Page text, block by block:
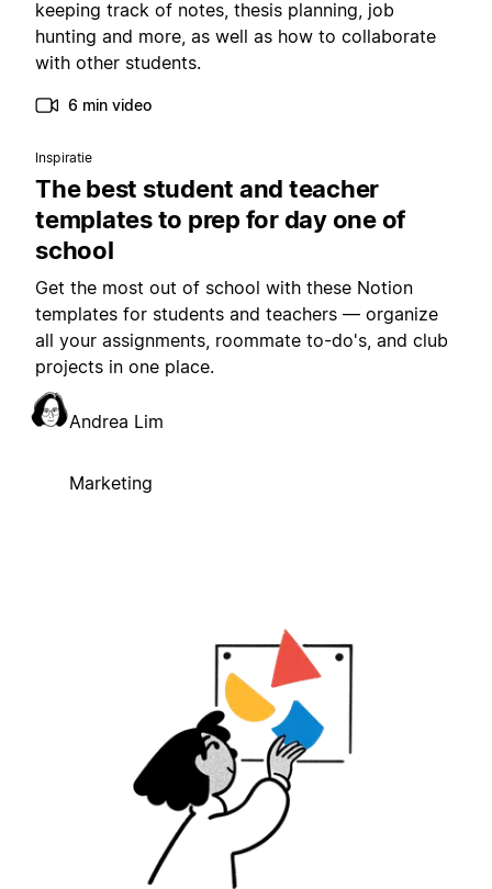
keeping track of notes, thesis planning, job
hunting and more, as well as how to collaborate
with other students.
6 min video
Inspiratie
The best student and teacher
templates to prep for day one of
school
Get the most out of school with these Notion
templates for students and teachers — organize
all your assignments, roommate to-do's, and club
projects in one place.
Andrea Lim
Marketing